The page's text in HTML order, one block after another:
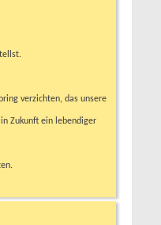
verzichten, das unsere
Zukunft ein lebendiger